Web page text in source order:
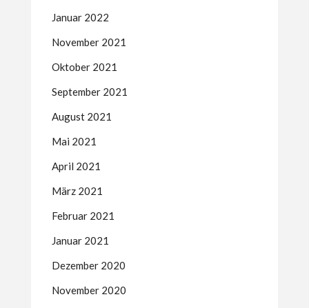
Januar 2022
November 2021
Oktober 2021
September 2021
August 2021
Mai 2021
April 2021
März 2021
Februar 2021
Januar 2021
Dezember 2020
November 2020